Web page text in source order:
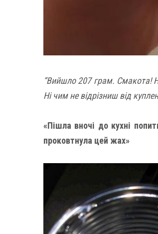
“Вийшло 207 грам. Смакота!
Ні чим не відрізниш від
«Пішла вночі до кухні
проковтнула цей жах»